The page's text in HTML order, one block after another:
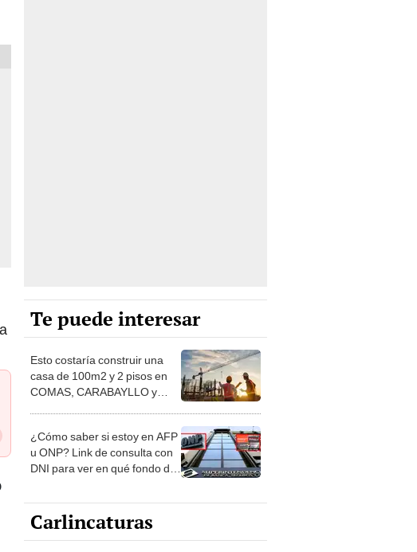
Te puede interesar
casa de 100m2 y 2 pisos en
COMAS, CARABAYLLO y
otros distritos de LIMA
u ONP? Link de consulta con
DNI para ver en qué fondo de
pensiones estás
Carlincaturas